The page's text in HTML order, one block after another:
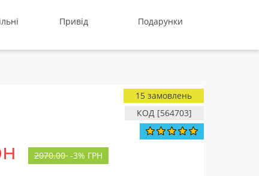
Привід Подарунки
КОД [564703]
15 замовлень
2070.00 -3% ГРН